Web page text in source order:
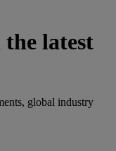
latest
global industry